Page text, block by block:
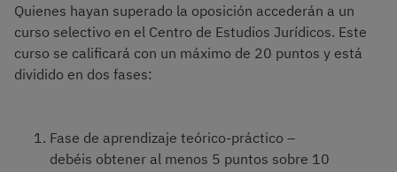
Quienes hayan superado la oposición accederán a un
curso selectivo en el Centro de Estudios Jurídicos. Este
curso se calificará con un máximo de 20 puntos y está
dividido en dos fases:
Fase de aprendizaje teórico-práctico –
debéis obtener al menos 5 puntos sobre 10